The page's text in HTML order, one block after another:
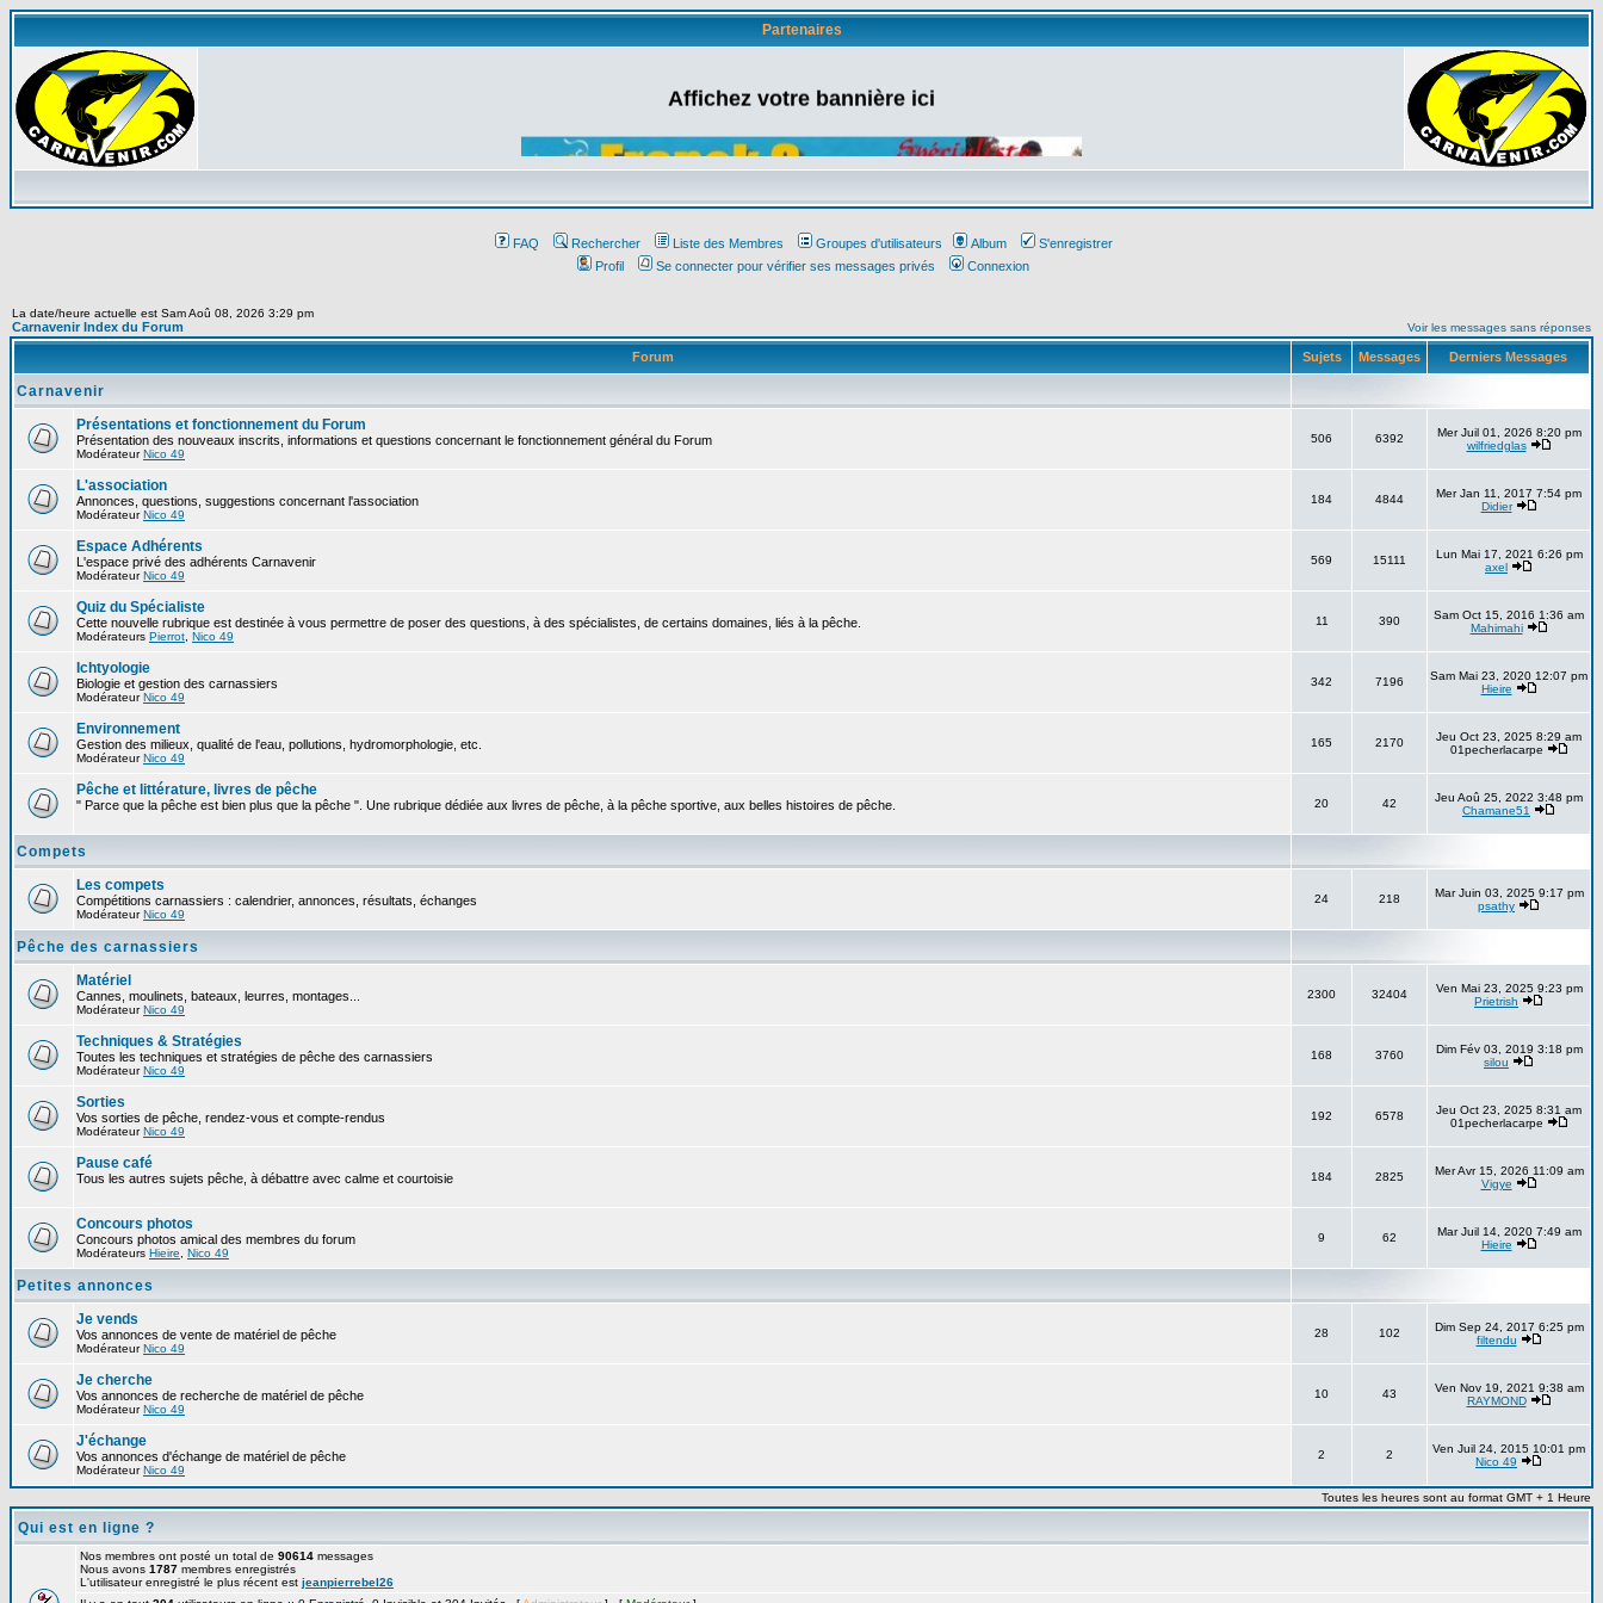
Partenaires
Affichez votre bannière ici
FAQ Rechercher Liste des Membres Groupes d'utilisateurs Album
S'enregistrer
Profil
Se connecter pour vérifier ses messages privés Connexion
La date/heure actuelle est Sam Aoû 08, 2026 3:29 pm
Carnavenir Index du Forum Voir les messages sans réponses
Forum Sujets Messages Derniers Messages
Carnavenir
Présentations et fonctionnement du Forum
Présentation des nouveaux inscrits, informations et questions concernant le fonctionnement général du Forum
ModérateurNico 49
506 6392
Mer Juil 01, 2026 8:20 pm
wilfriedglas
L'association
Annonces, questions, suggestions concernant l'association
ModérateurNico 49
184 4844
Mer Jan 11, 2017 7:54 pm
Didier
Espace Adhérents
L'espace privé des adhérents Carnavenir
ModérateurNico 49
569 15111
Lun Mai 17, 2021 6:26 pm
axel
Quiz du Spécialiste
Cette nouvelle rubrique est destinée à vous permettre de poser des questions, à des spécialistes, de certains domaines, liés à la pêche.
Modérateurs Pierrot Nico 49
11 390
Sam Oct 15, 2016 1:36 am
Mahimahi
Ichtyologie
Biologie et gestion des carnassiers
ModérateurNico 49
342 7196
Sam Mai 23, 2020 12:07 pm
Hieire
Environnement
Gestion des milieux, qualité de l'eau, pollutions, hydromorphologie, etc.
ModérateurNico 49
165 2170
Jeu Oct 23, 2025 8:29 am
01pecherlacarpe
Pêche et littérature, livres de pêche
" Parce que la pêche est bien plus que la pêche ". Une rubrique dédiée aux livres de pêche, à la pêche sportive, aux belles histoires de pêche. 20 42
Jeu Aoû 25, 2022 3:48 pm
Chamane51
Compets
Les compets
Compétitions carnassiers : calendrier, annonces, résultats, échanges
ModérateurNico 49
24 218
Mar Juin 03, 2025 9:17 pm
psathy
Pêche des carnassiers
Matériel
Cannes, moulinets, bateaux, leurres, montages...
ModérateurNico 49
2300 32404
Ven Mai 23, 2025 9:23 pm
Prietrish
Techniques & Stratégies
Toutes les techniques et stratégies de pêche des carnassiers
ModérateurNico 49
168 3760
Dim Fév 03, 2019 3:18 pm
silou
Sorties
Vos sorties de pêche, rendez-vous et compte-rendus
ModérateurNico 49
192 6578
Jeu Oct 23, 2025 8:31 am
01pecherlacarpe
Pause café
Tous les autres sujets pêche, à débattre avec calme et courtoisie 184 2825
Mer Avr 15, 2026 11:09 am
Vigye
Concours photos
Concours photos amical des membres du forum
Modérateurs Hieire Nico 49
9 62
Mar Juil 14, 2020 7:49 am
Hieire
Petites annonces
Je vends
Vos annonces de vente de matériel de pêche
ModérateurNico 49
28 102
Dim Sep 24, 2017 6:25 pm
filtendu
Je cherche
Vos annonces de recherche de matériel de pêche
ModérateurNico 49
10 43
Ven Nov 19, 2021 9:38 am
RAYMOND
J'échange
Vos annonces d'échange de matériel de pêche
ModérateurNico 49
2 2
Ven Juil 24, 2015 10:01 pm
Nico 49
Toutes les heures sont au format GMT + 1 Heure
Qui est en ligne ?
Nos membres ont posté un total de 90614 messages
Nous avons 1787 membres enregistrés
L'utilisateur enregistré le plus récent est jeanpierrebel26